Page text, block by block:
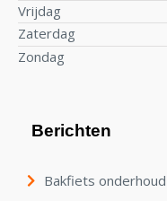
Vrijdag
Zaterdag
Zondag
Berichten
Bakfiets onderhoud